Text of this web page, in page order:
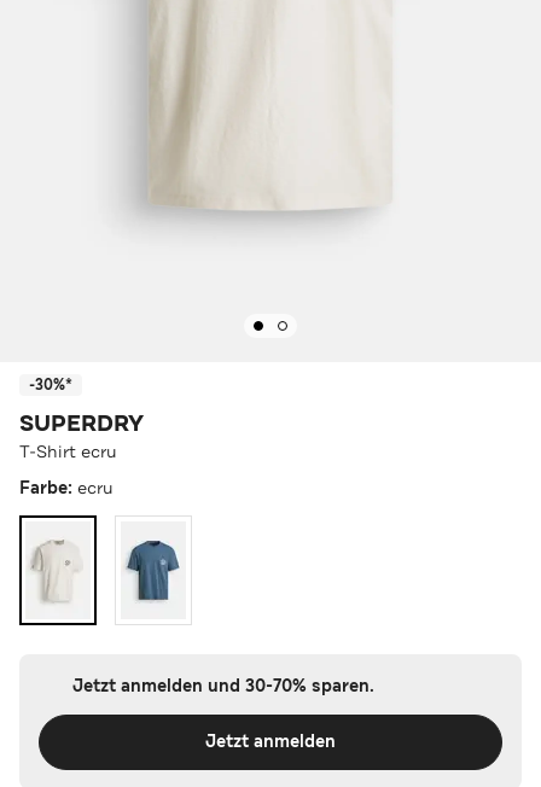
-30%*
SUPERDRY
T-Shirt ecru
Farbe: ecru
Jetzt anmelden und 30-70% sparen.
Jetzt anmelden